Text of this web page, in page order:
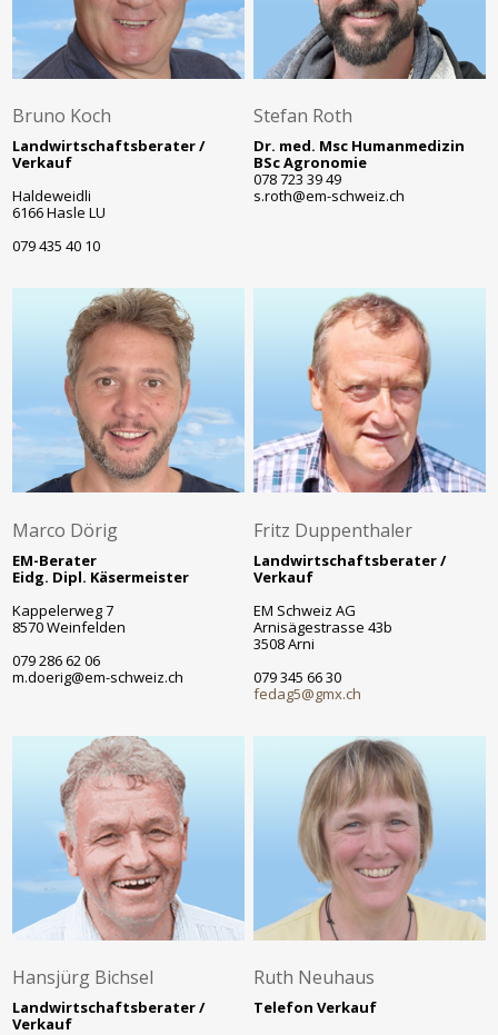
Bruno Koch
Landwirtschaftsberater /
Verkauf
Haldeweidli
6166 Hasle LU
079 435 40 10
Stefan Roth
Dr. med. Msc Humanmedizin
BSc Agronomie
078 723 39 49
s.roth@em-schweiz.ch
Marco Dörig
EM-Berater
Eidg. Dipl. Käsermeister
Kappelerweg 7
8570 Weinfelden
079 286 62 06
m.doerig@em-schweiz.ch
Fritz Duppenthaler
Landwirtschaftsberater /
Verkauf
EM Schweiz AG
Arnisägestrasse 43b
3508 Arni
079 345 66 30
fedag5@gmx.ch
Hansjürg Bichsel
Landwirtschaftsberater /
Verkauf
Ruth Neuhaus
Telefon Verkauf